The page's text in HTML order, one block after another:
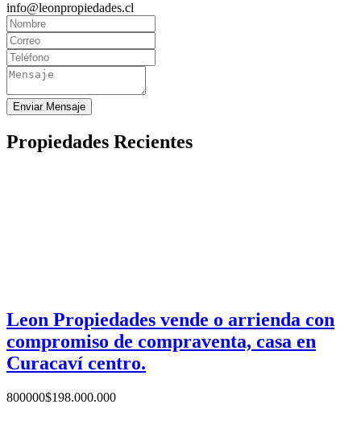
info@leonpropiedades.cl
Enviar Mensaje
Propiedades Recientes
Leon Propiedades vende o arrienda con
compromiso de compraventa, casa en
Curacaví centro.
800000$198.000.000